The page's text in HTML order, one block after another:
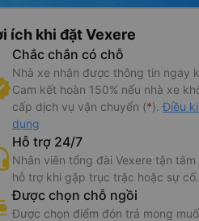
ích khi đặt Vexere
Chắc chắn có chỗ
Nhà xe nhận được thông tin ngay
Cam kết hoàn 150% nếu nhà xe
cấp dịch vụ vận chuyển (*). Điều
dụng
Hỗ trợ 24/7
Nhân viên tổng đài Vexere tận
hỗ trợ khi gặp trục trặc hoặc sự cố.
Được chọn chỗ ngồi
Được chọn điểm đón trả mong
Hà Nội
lựa chọn hàng đầu dành cho du
Với dịch vụ xe limousine cao
tiện nghi, an toàn và thoải
bị ghế bọc da êm ái, hệ thống
mỗi chỗ ngồi, đảm bảo du khách